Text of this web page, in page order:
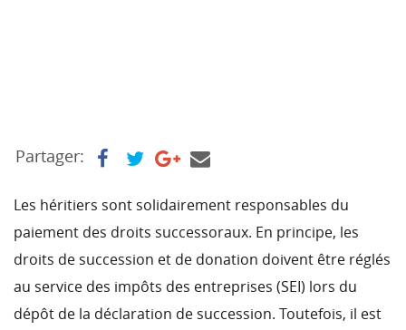
Partager:
Les héritiers sont solidairement responsables du
paiement des droits successoraux. En principe, les
droits de succession et de donation doivent être réglés
au service des impôts des entreprises (SEI) lors du
dépôt de la déclaration de succession. Toutefois, il est